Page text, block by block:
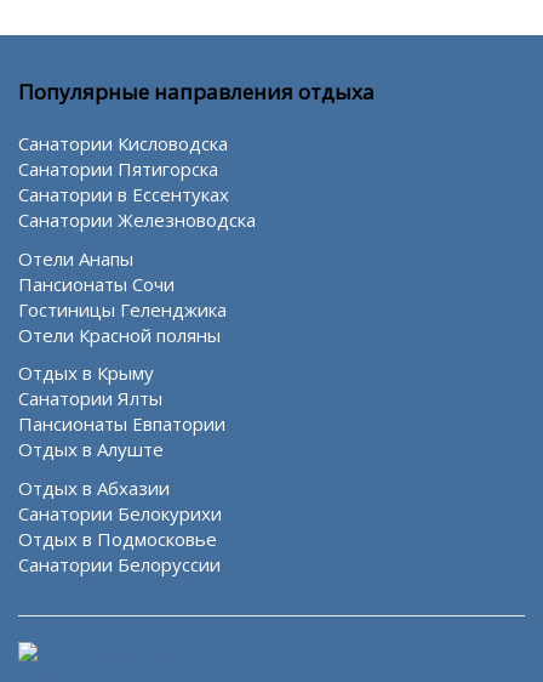
Популярные направления отдыха
Санатории Кисловодска
Санатории Пятигорска
Санатории в Ессентуках
Санатории Железноводска
Отели Анапы
Пансионаты Сочи
Гостиницы Геленджика
Отели Красной поляны
Отдых в Крыму
Санатории Ялты
Пансионаты Евпатории
Отдых в Алуште
Отдых в Абхазии
Санатории Белокурихи
Отдых в Подмосковье
Санатории Белоруссии